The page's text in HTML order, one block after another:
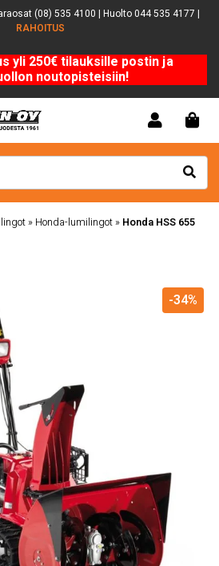
(08) 535 4100 | Huolto 044 535 4177 |
RAHOITUS
yli 250€ tilauksille postin ja
noutopisteisiin!
» Honda-lumilingot » Honda HSS 655
-34%